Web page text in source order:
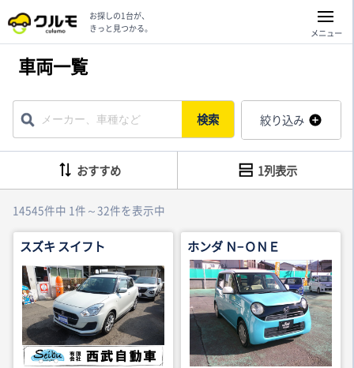
お探しの1台が、
きっと見つかる。
メニュー
車両一覧
検索 絞り込み
14545件中 1件～32件を表示中
おすすめ 1列表示
スズキ スイフト ホンダ Ｎ−ＯＮＥ